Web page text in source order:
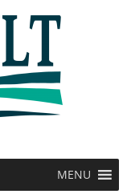
MENU